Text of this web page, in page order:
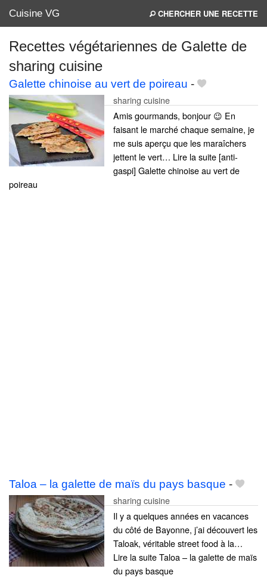
Cuisine VG CHERCHER UNE RECETTE
Mes blogs préférés
Recettes végétariennes de Galette de
sharing cuisine
Galette chinoise au vert de poireau -
sharing cuisine
Amis gourmands, bonjour 😉 En
faisant le marché chaque semaine, je
me suis aperçu que les maraîchers
jettent le vert… Lire la suite [anti-
gaspi] Galette chinoise au vert de
poireau
Taloa – la galette de maïs du pays basque -
sharing cuisine
Il y a quelques années en vacances
du côté de Bayonne, j’ai découvert les
Taloak, véritable street food à la…
Lire la suite Taloa – la galette de maïs
du pays basque